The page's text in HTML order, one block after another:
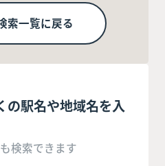
索一覧に戻る
の駅名や地域名を入
検索できます